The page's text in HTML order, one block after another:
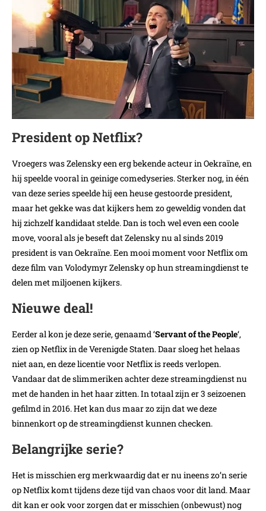
President op Netflix?
Vroegers was Zelensky een erg bekende acteur in Oekraïne, en
hij speelde vooral in geinige comedyseries. Sterker nog, in één
van deze series speelde hij een heuse gestoorde president,
maar het gekke was dat kijkers hem zo geweldig vonden dat
hij zichzelf kandidaat stelde. Dan is toch wel even een coole
move, vooral als je beseft dat Zelensky nu al sinds 2019
president is van Oekraïne. Een mooi moment voor Netflix om
deze film van Volodymyr Zelensky op hun streamingdienst te
delen met miljoenen kijkers.
Nieuwe deal!
Eerder al kon je deze serie, genaamd ‘Servant of the People‘,
zien op Netflix in de Verenigde Staten. Daar sloeg het helaas
niet aan, en deze licentie voor Netflix is reeds verlopen.
Vandaar dat de slimmeriken achter deze streamingdienst nu
met de handen in het haar zitten. In totaal zijn er 3 seizoenen
gefilmd in 2016. Het kan dus maar zo zijn dat we deze
binnenkort op de streamingdienst kunnen checken.
Belangrijke serie?
Het is misschien erg merkwaardig dat er nu ineens zo’n serie
op Netflix komt tijdens deze tijd van chaos voor dit land. Maar
dit kan er ook voor zorgen dat er misschien (onbewust) nog